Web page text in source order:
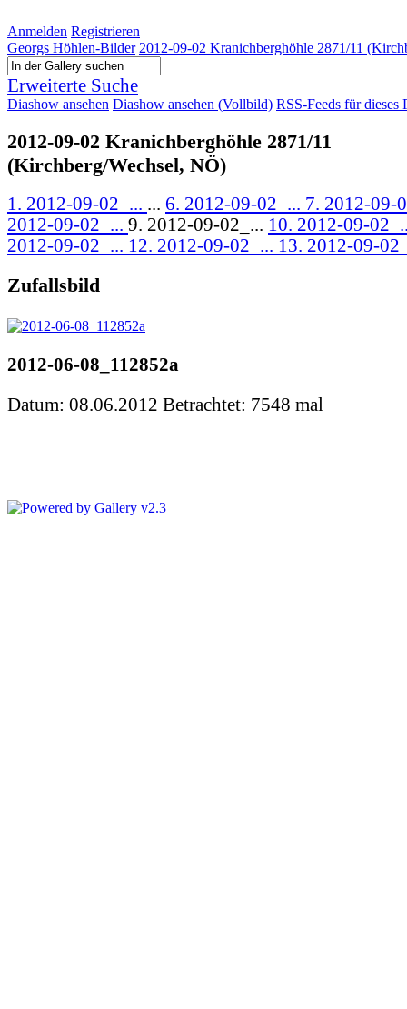
Anmelden Registrieren
Georgs Höhlen-Bilder 2012-09-02 Kranichberghöhle 2871/11
Erweiterte Suche
Diashow ansehen Diashow ansehen (Vollbild) RSS-Feeds für dieses
2012-09-02 Kranichberghöhle 2871/11
(Kirchberg/Wechsel, NÖ)
1. 2012-09-02_... ... 6. 2012-09-02_... 7. 2012-09-
2012-09-02_... 9. 2012-09-02_... 10. 2012-09-
2012-09-02_... 12. 2012-09-02_... 13. 2012-09-
Zufallsbild
2012-06-08_112852a
Datum: 08.06.2012 Betrachtet: 7548 mal